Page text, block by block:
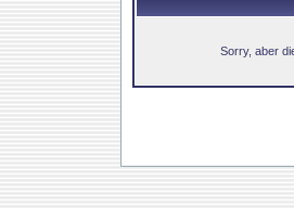
Sorry, aber